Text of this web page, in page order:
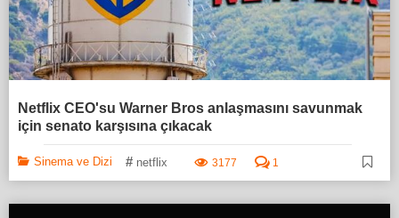
Netflix CEO'su Warner Bros anlaşmasını savunmak
için senato karşısına çıkacak
Sinema ve Dizi # netflix 3177 1